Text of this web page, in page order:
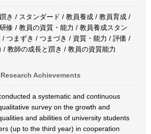
き / スタンダード / 教員養成 / 教員育成 /
修 / 教員の資質・能力 / 教員養成スタン
/ つまずき / つまづき / 資質・能力 / 評価 /
/ 教師の成長と躓き / 教員の資質能力
Achievements
a systematic and continuous
survey on the growth and
and abilities of university students
(up to the third year) in cooperation